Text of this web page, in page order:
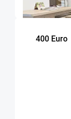
m²
400 Euro